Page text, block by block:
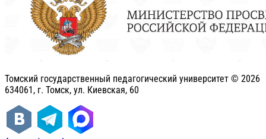
Томский государственный педагогический университет © 2026
634061, г. Томск, ул. Киевская, 60